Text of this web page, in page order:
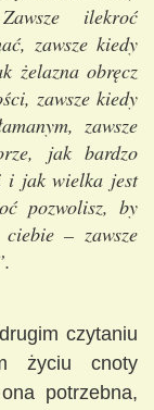
ilekroć
zawsze kiedy
żelazna obręcz
zawsze kiedy
zawsze
jak bardzo
i jak wielka jest
pozwolisz, by
– zawsze
czytaniu
życiu cnoty
potrzebna,